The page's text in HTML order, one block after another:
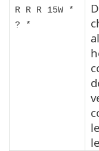
R R R 15W *
? *